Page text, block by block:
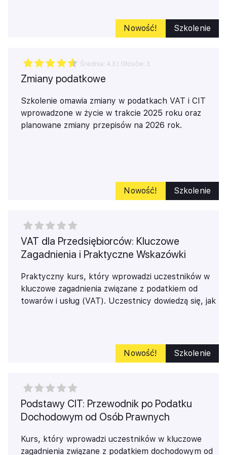
wymierne korzyści zarówno dla pracowników, jak i
Nowość! Szkolenie
Średnia: 4.3 | Głosów: 3
Zmiany podatkowe
Szkolenie omawia zmiany w podatkach VAT i CIT
wprowadzone w życie w trakcie 2025 roku oraz
planowane zmiany przepisów na 2026 rok.
Nowość! Szkolenie
VAT dla Przedsiębiorców: Kluczowe
Zagadnienia i Praktyczne Wskazówki
Praktyczny kurs, który wprowadzi uczestników w
kluczowe zagadnienia związane z podatkiem od
towarów i usług (VAT). Uczestnicy dowiedzą się, jak
kasowej, zakres czynności opodatkowanych,
terminy powstawania obowiązku podatkowego,
dokumentację VAT oraz szczególne sposoby
rozliczania, takie jak odwrotne obciążenie i split
payment. Dodatkowo, omówione zostaną transakcje
międzynarodowe, kary za nieprawidłowości oraz
najczęstsze błędy popełniane w zakresie VAT.
Szkolenie jest idealne dla przedsiębiorców,
Nowość! Szkolenie
Podstawy CIT: Przewodnik po Podatku
Dochodowym od Osób Prawnych
Kurs, który wprowadzi uczestników w kluczowe
zagadnienia związane z podatkiem dochodowym od